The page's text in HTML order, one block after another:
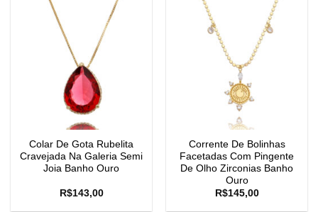
Colar De Gota Rubelita
Cravejada Na Galeria Semi
Joia Banho Ouro
R$143,00
Corrente De Bolinhas
Facetadas Com Pingente
De Olho Zirconias Banho
Ouro
R$145,00